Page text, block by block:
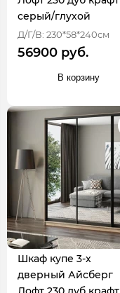
серый/глухой
Д/Г/В: 230*58*240см
56900 руб.
В корзину
Шкаф купе 3-х
дверный Айсберг